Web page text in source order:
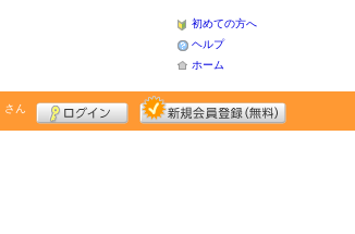
初めての方へ
ヘルプ
ホーム
さん